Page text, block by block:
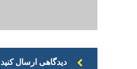
دیدگاهی ارسال کنید